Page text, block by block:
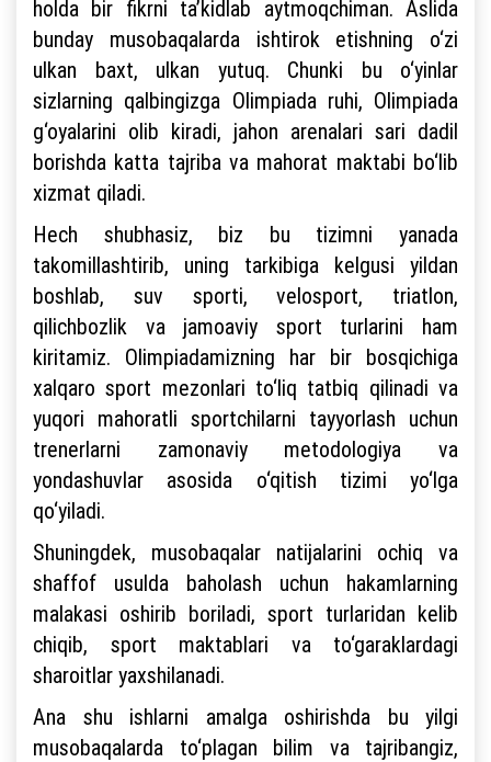
holda bir fikrni ta’kidlab aytmoqchiman. Aslida
bunday musobaqalarda ishtirok etishning o‘zi
ulkan baxt, ulkan yutuq. Chunki bu o‘yinlar
sizlarning qalbingizga Olimpiada ruhi, Olimpiada
g‘oyalarini olib kiradi, jahon arenalari sari dadil
borishda katta tajriba va mahorat maktabi bo‘lib
xizmat qiladi.
Hech shubhasiz, biz bu tizimni yanada
takomillashtirib, uning tarkibiga kelgusi yildan
boshlab, suv sporti, velosport, triatlon,
qilichbozlik va jamoaviy sport turlarini ham
kiritamiz. Olimpiadamizning har bir bosqichiga
xalqaro sport mezonlari to‘liq tatbiq qilinadi va
yuqori mahoratli sportchilarni tayyorlash uchun
trenerlarni zamonaviy metodologiya va
yondashuvlar asosida o‘qitish tizimi yo‘lga
qo‘yiladi.
Shuningdek, musobaqalar natijalarini ochiq va
shaffof usulda baholash uchun hakamlarning
malakasi oshirib boriladi, sport turlaridan kelib
chiqib, sport maktablari va to‘garaklardagi
sharoitlar yaxshilanadi.
Ana shu ishlarni amalga oshirishda bu yilgi
musobaqalarda to‘plagan bilim va tajribangiz,